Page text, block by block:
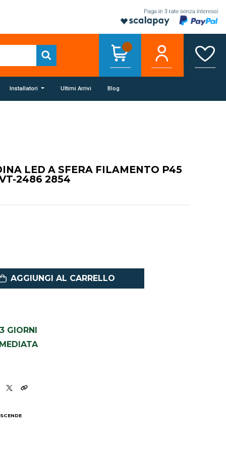
Installatori Ultimi Arrivi Blog
LED A SFERA FILAMENTO P45
2486 2854
AGGIUNGI AL CARRELLO
GIORNI